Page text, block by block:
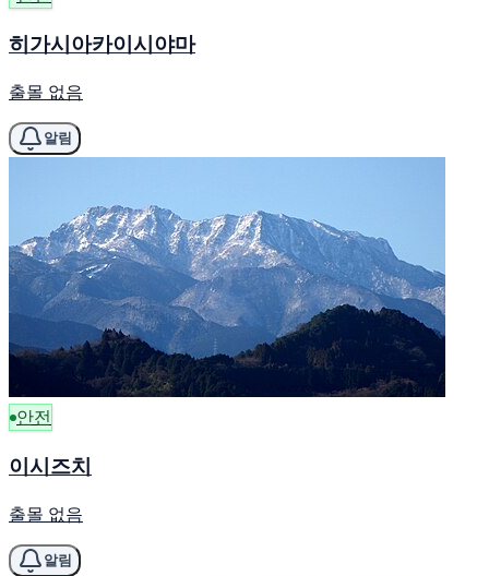
히가시아카이시야마
출몰 없음
알림
안전
이시즈치
출몰 없음
알림